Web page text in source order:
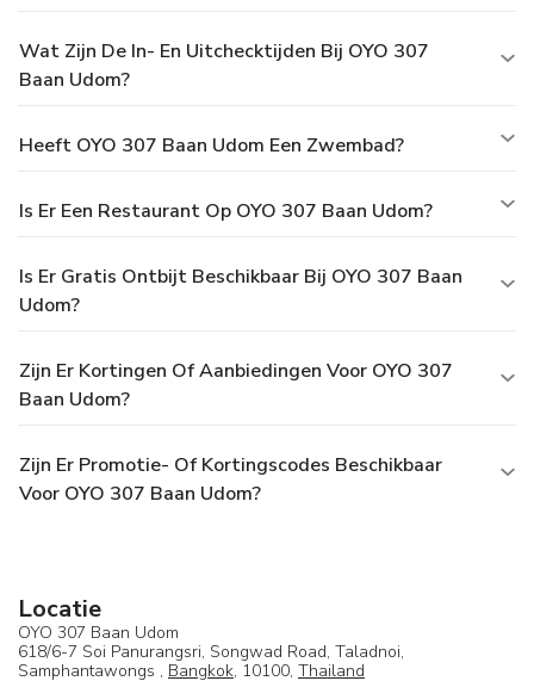
Wat Zijn De In- En Uitchecktijden Bij OYO 307
Baan Udom?
Heeft OYO 307 Baan Udom Een Zwembad?
Is Er Een Restaurant Op OYO 307 Baan Udom?
Is Er Gratis Ontbijt Beschikbaar Bij OYO 307 Baan
Udom?
Zijn Er Kortingen Of Aanbiedingen Voor OYO 307
Baan Udom?
Zijn Er Promotie- Of Kortingscodes Beschikbaar
Voor OYO 307 Baan Udom?
Locatie
OYO 307 Baan Udom
618/6-7 Soi Panurangsri, Songwad Road, Taladnoi,
Samphantawongs , Bangkok, 10100, Thailand